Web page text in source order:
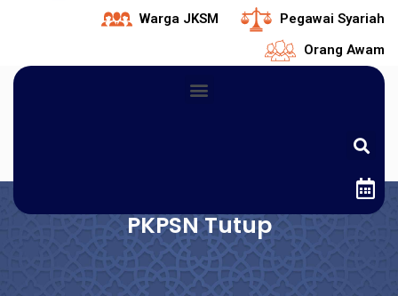
Warga JKSM
Pegawai Syariah
Orang Awam
PKPSN Tutup